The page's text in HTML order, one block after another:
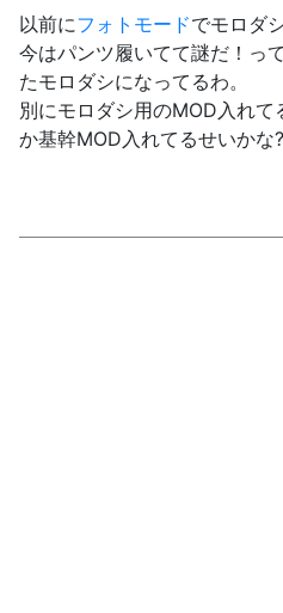
以前にフォトモードでモロダ
今はパンツ履いてて謎だ！っ
たモロダシになってるわ。
別にモロダシ用のMOD入れて
か基幹MOD入れてるせいかな?